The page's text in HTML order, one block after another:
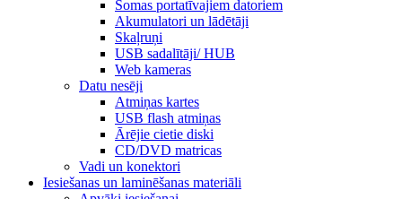
Somas portatīvajiem datoriem
Akumulatori un lādētāji
Skaļruņi
USB sadalītāji/ HUB
Web kameras
Datu nesēji
Atmiņas kartes
USB flash atmiņas
Ārējie cietie diski
CD/DVD matricas
Vadi un konektori
Iesiešanas un laminēšanas materiāli